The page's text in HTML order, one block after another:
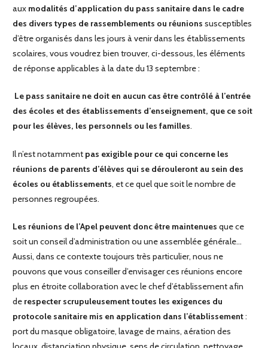
aux modalités d’application du pass sanitaire dans le cadre
des divers types de rassemblements ou réunions susceptibles
d’être organisés dans les jours à venir dans les établissements
scolaires, vous voudrez bien trouver, ci-dessous, les éléments
de réponse applicables à la date du 13 septembre :
Le pass sanitaire ne doit en aucun cas être contrôlé à l’entrée
des écoles et des établissements d’enseignement, que ce soit
pour les élèves, les personnels ou les familles.
Il n’est notamment pas exigible pour ce qui concerne les
réunions de parents d’élèves qui se dérouleront au sein des
écoles ou établissements, et ce quel que soit le nombre de
personnes regroupées.
Les réunions de l’Apel peuvent donc être maintenues que ce
soit un conseil d’administration ou une assemblée générale…
Aussi, dans ce contexte toujours très particulier, nous ne
pouvons que vous conseiller d’envisager ces réunions encore
plus en étroite collaboration avec le chef d’établissement afin
de respecter scrupuleusement toutes les exigences du
protocole sanitaire mis en application dans l’établissement:
port du masque obligatoire, lavage de mains, aération des